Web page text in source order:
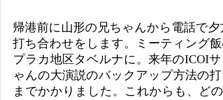
帰港前に山形の兄ちゃんから電話で
打ち合わせをします。ミーティング
プラカ地区タベルナに。来年のICOI
ゃんの大演説のバックアップ方法の
までかかりました。これからも、ど